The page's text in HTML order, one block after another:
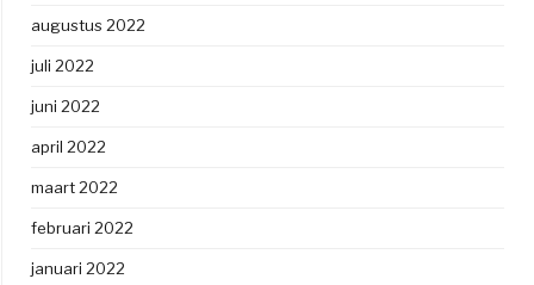
augustus 2022
juli 2022
juni 2022
april 2022
maart 2022
februari 2022
januari 2022